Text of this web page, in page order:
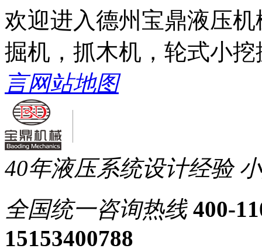
欢迎进入德州宝鼎液压
掘机，抓木机，轮式小
言网站地图
40年液压系统设计经验
全国统一咨询热线 400-
15153400788